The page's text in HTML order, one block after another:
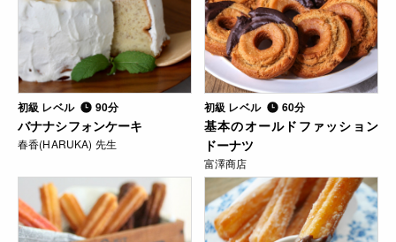
初級 レベル 90分
バナナシフォンケーキ
春香(HARUKA) 先生
初級 レベル 60分
基本のオールドファッション
ドーナツ
富澤商店